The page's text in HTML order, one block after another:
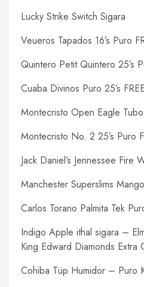
Lucky Strike Switch Sigara
Veueros Tapados 16’s Puro
Quintero Petit Quintero 25’s
Cuaba Divinos Puro 25’s
Montecristo Open Eagle
Montecristo No. 2 25’s Puro
Jack Daniel’s Jennessee Fire
Manchester Superslims
Carlos Torano Palmita Tek
Indigo Apple ithal sigara –
King Edward Diamonds Extra
Cohiba Tüp Humidor – Puro